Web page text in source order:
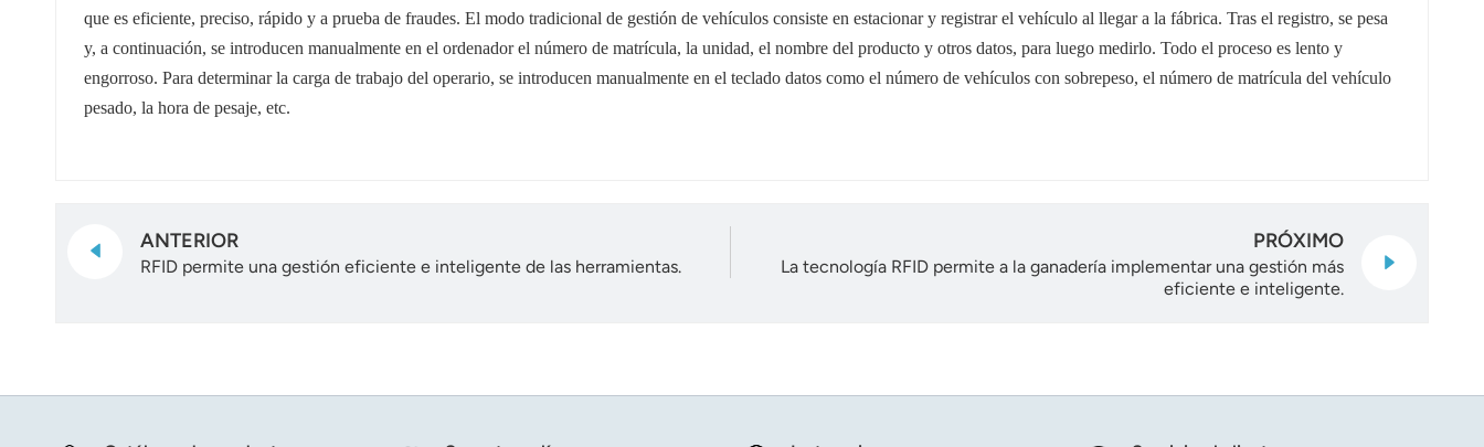
que es eficiente, preciso, rápido y a prueba de fraudes. El modo tradicional de gestión de vehículos consiste en estacionar y registrar el vehículo al llegar a la fábrica. Tras el registro, se pesa
y, a continuación, se introducen manualmente en el ordenador el número de matrícula, la unidad, el nombre del producto y otros datos, para luego medirlo. Todo el proceso es lento y
engorroso. Para determinar la carga de trabajo del operario, se introducen manualmente en el teclado datos como el número de vehículos con sobrepeso, el número de matrícula del vehículo
pesado, la hora de pesaje, etc.
ANTERIOR
RFID permite una gestión eficiente e inteligente de las herramientas.
PRÓXIMO
La tecnología RFID permite a la ganadería implementar una gestión más
eficiente e inteligente.